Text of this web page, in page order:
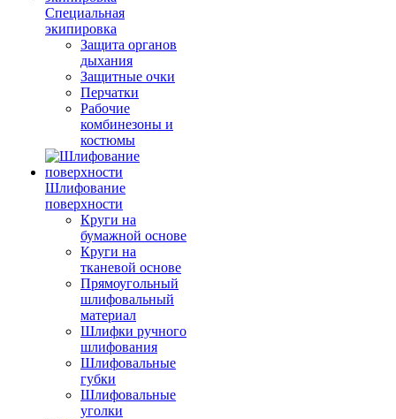
Специальная
экипировка
Защита органов
дыхания
Защитные очки
Перчатки
Рабочие
комбинезоны и
костюмы
Шлифование
поверхности
Круги на
бумажной основе
Круги на
тканевой основе
Прямоугольный
шлифовальный
материал
Шлифки ручного
шлифования
Шлифовальные
губки
Шлифовальные
уголки